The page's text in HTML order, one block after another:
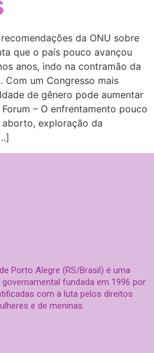
da ONU sobre
que o país pouco avançou
anos, indo na contramão da
Com um Congresso mais
de gênero pode aumentar
– O enfrentamento pouco
exploração da
Porto Alegre (RS/Brasil) é uma
fundada em 1996 por
com a luta pelos direitos
e de meninas.